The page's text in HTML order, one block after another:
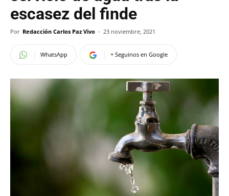
escasez del finde
Por Redacción Carlos Paz Vivo - 23 noviembre, 2021
WhatsApp + Seguinos en Google